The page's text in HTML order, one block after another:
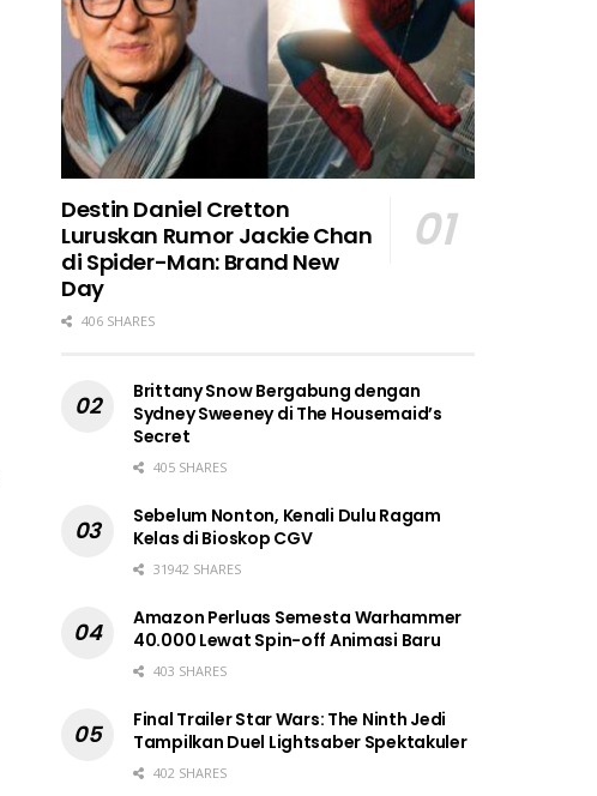
Destin Daniel Cretton
Luruskan Rumor Jackie Chan
di Spider-Man: Brand New
Day
406 SHARES
Brittany Snow Bergabung dengan
Sydney Sweeney di The Housemaid’s
Secret
405 SHARES
Sebelum Nonton, Kenali Dulu Ragam
Kelas di Bioskop CGV
31942 SHARES
Amazon Perluas Semesta Warhammer
40.000 Lewat Spin-off Animasi Baru
403 SHARES
Final Trailer Star Wars: The Ninth Jedi
Tampilkan Duel Lightsaber Spektakuler
402 SHARES